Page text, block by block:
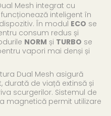
Mesh integrat cu
inteligent în
În modul ECO se
consum redus și
NORM și TURBO se
vapori mai denși și
Dual Mesh asigură
durată de viață extinsă și
scurgerilor. Sistemul de
magnetică permit utilizare